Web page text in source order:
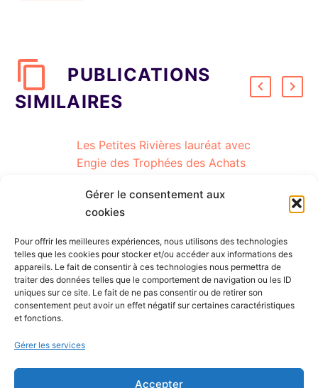
Gérer le consentement aux
cookies
Pour offrir les meilleures expériences, nous utilisons des technologies
telles que les cookies pour stocker et/ou accéder aux informations des
appareils. Le fait de consentir à ces technologies nous permettra de
traiter des données telles que le comportement de navigation ou les ID
uniques sur ce site. Le fait de ne pas consentir ou de retirer son
consentement peut avoir un effet négatif sur certaines caractéristiques
et fonctions.
Gérer les services
Accepter
PUBLICATIONS
SIMILAIRES
Les Petites Rivières lauréat avec
Engie des Trophées des Achats